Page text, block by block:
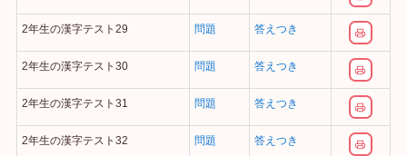
2年生の漢字テスト29 問題 答えつき
2年生の漢字テスト30 問題 答えつき
2年生の漢字テスト31 問題 答えつき
2年生の漢字テスト32 問題 答えつき